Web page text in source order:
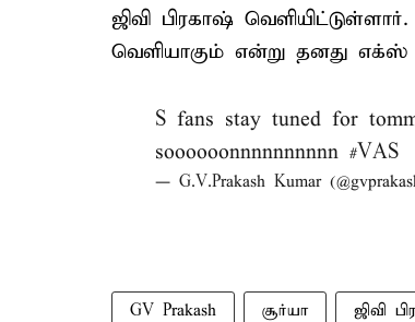
ஜிவி பிரகாஷ்
வெளியாகும் என்று தனது எக்ஸ்
S fans stay tuned for
soooooonnnnnnnnnn #VAS
— G.V.Prakash Kumar
GV Prakash சூர்யா ஜிவி